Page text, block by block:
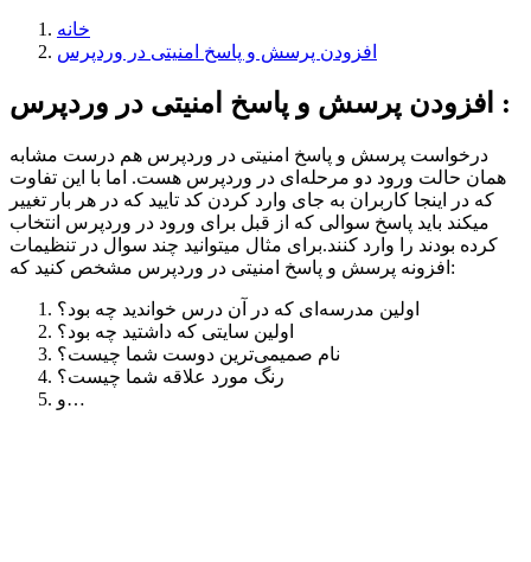
خانه
افزودن پرسش و پاسخ امنیتی در وردپرس
افزودن پرسش و پاسخ امنیتی در وردپرس :
درخواست پرسش و پاسخ امنیتی در وردپرس هم درست مشابه
همان حالت ورود دو مرحله‌ای در وردپرس هست. اما با این تفاوت
که در اینجا کاربران به جای وارد کردن کد تایید که در هر بار تغییر
میکند باید پاسخ سوالی که از قبل برای ورود در وردپرس انتخاب
کرده بودند را وارد کنند.برای مثال میتوانید چند سوال در تنظیمات
افزونه پرسش و پاسخ امنیتی در وردپرس مشخص کنید که:
اولین مدرسه‌ای که در آن درس خواندید چه بود؟
اولین سایتی که داشتید چه بود؟
نام صمیمی‌ترین دوست شما چیست؟
رنگ مورد علاقه شما چیست؟
و…